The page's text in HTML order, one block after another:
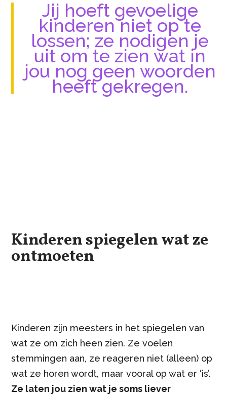
Jij hoeft gevoelige
kinderen niet op te
lossen; ze nodigen je
uit om te zien wat in
jou nog geen woorden
heeft gekregen.
Kinderen spiegelen wat ze
ontmoeten
Kinderen zijn meesters in het spiegelen van
wat ze om zich heen zien. Ze voelen
stemmingen aan, ze reageren niet (alleen) op
wat ze horen wordt, maar vooral op wat er ‘is’.
Ze laten jou zien wat je soms liever